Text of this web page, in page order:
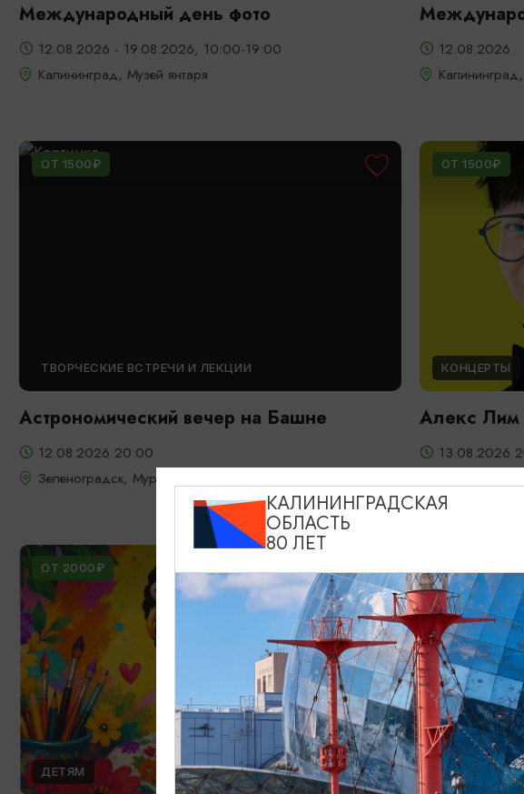
Международный день фото
12.08.2026 - 19.08.2026, 10:00-19:00
Калининград, Музей янтаря
12.08.2026
ОТ 1500₽
ТВОРЧЕСКИЕ ВСТРЕЧИ И ЛЕКЦИИ
Астрономический вечер на Башне
12.08.2026 20:00
Зеленоградск, Мурариум
ОТ 1500₽
КОНЦЕРТЫ
Алекс Лим
13.08.2026
ОТ 2000₽
ДЕТЯМ ДЕТЯМ
КАЛИНИНГРАДСКАЯ
ОБЛАСТЬ
80 ЛЕТ